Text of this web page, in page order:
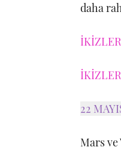
daha
22
Mars ve